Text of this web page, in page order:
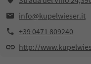
info@kupelwieser.it
+39 0471 809240
http://